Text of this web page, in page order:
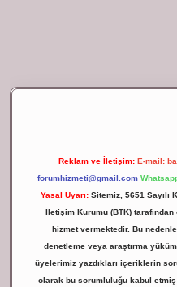
Reklam ve İletişim: E-mail:
forumhizmeti@gmail.com
Yasal Uyarı: Sitemiz, 5651 Sayılı
İletişim Kurumu (BTK)
hizmet vermektedir. Bu
denetleme veya araştırma
üyelerimiz yazdıkları içeriklerin
olarak bu sorumluluğu kabul